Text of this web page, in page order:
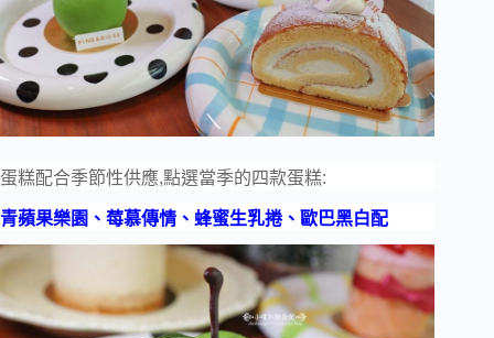
蛋糕配合季節性供應,點選當季的四款蛋糕:
青蘋果樂園、莓慕傳情、蜂蜜生乳捲、歐巴黑白配